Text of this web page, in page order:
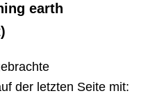
earth
der letzten Seite mit: